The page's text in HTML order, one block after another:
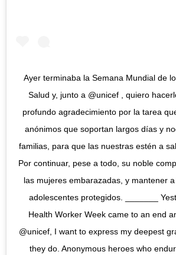
Ayer terminaba la Semana Mundial de
Salud y, junto a @unicef , quiero
profundo agradecimiento por la tarea
anónimos que soportan largos días y
familias, para que las nuestras estén a
Por continuar, pese a todo, su noble
las mujeres embarazadas, y mantener
adolescentes protegidos. _______
Health Worker Week came to an end
@unicef, I want to express my deepest
they do. Anonymous heroes who